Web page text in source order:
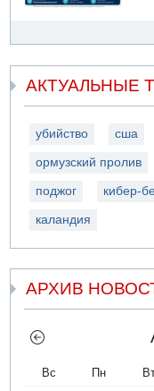
АКТУАЛЬНЫЕ
убийство сша
ормузский пролив
поджог кибер-
каландия
АРХИВ
Вс Пн